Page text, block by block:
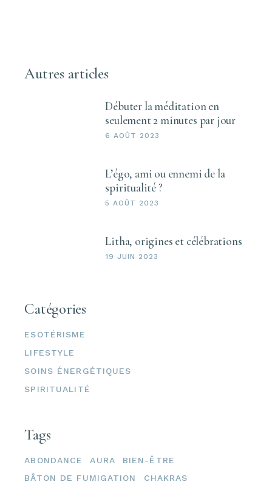
Autres articles
Débuter la méditation en
seulement 2 minutes par jour
6 AOÛT 2023
L’égo, ami ou ennemi de la
spiritualité ?
5 AOÛT 2023
Litha, origines et célébrations
19 JUIN 2023
Catégories
ESOTÉRISME
LIFESTYLE
SOINS ÉNERGÉTIQUES
SPIRITUALITÉ
Tags
ABONDANCE AURA
BIEN-ÊTRE
BÂTON DE FUMIGATION
CHAKRAS